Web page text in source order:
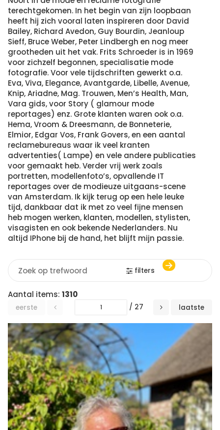
terechtgekomen. In het begin van zijn loopbaan
heeft hij zich vooral laten inspireren door David
Bailey, Richard Avedon, Guy Bourdin, Jeanloup
Sieff, Bruce Weber, Peter Lindbergh en nog meer
grootheden uit het vak. Frits Schroeder is in 1969
voor zichzelf begonnen, specialisatie mode
fotografie. Voor vele tijdschriften gewerkt o.a.
Eva, Viva, Elegance, Avantgarde, Libelle, Avenue,
Knip, Ariadne, Mag. Trouwen, Men’s Health, Man,
Vara gids, voor Story ( glamour mode
reportages) enz. Grote klanten waren ook o.a.
Hema, Vroom & Dreesmann, de Bonneterie,
Elmior, Edgar Vos, Frank Govers, en een aantal
reclamebureaus waar ik veel kranten
advertenties( Lampe) en vele andere publicaties
voor gemaakt heb. Verder vrij werk zoals
portretten, modellenfoto’s, opvallende IT
reportages over de modieuze uitgaans-scene
van Amsterdam. Ik kijk terug op een hele leuke
tijd, dankbaar dat ik met zo veel fijne mensen
heb mogen werken, klanten, modellen, stylisten,
visagisten en ook bekende Nederlanders. Nu
altijd IPhone bij de hand, het blijft mijn passie.
filters
Aantal items: 1310
eerste / 27 laatste